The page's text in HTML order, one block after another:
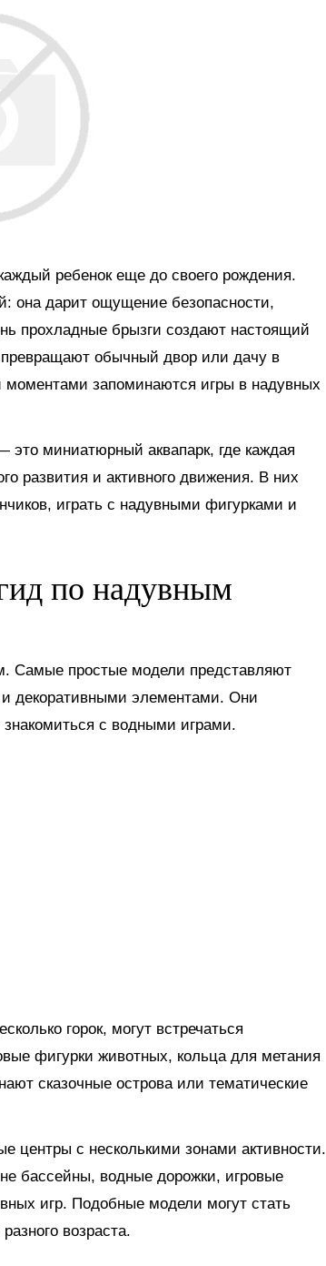
ребенок еще до своего рождения.
она дарит ощущение безопасности,
прохладные брызги создают настоящий
превращают обычный двор или дачу в
моментами запоминаются игры в надувных
это миниатюрный аквапарк, где каждая
развития и активного движения. В них
играть с надувными фигурками и
по надувным
Самые простые модели представляют
декоративными элементами. Они
с водными играми.
горок, могут встречаться
фигурки животных, кольца для метания
сказочные острова или тематические
центры с несколькими зонами активности.
бассейны, водные дорожки, игровые
игр. Подобные модели могут стать
возраста.